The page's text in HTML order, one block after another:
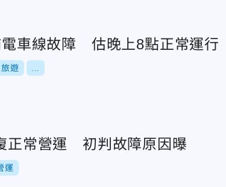
電車線故障 估晚上8點正常運行
旅遊
正常營運 初判故障原因曝
運